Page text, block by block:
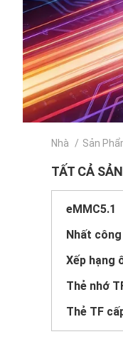
Nhà / Sản
TẤT CẢ
eMMC5.1
Nhất công
Xếp hạng
Thẻ nhớ
Thẻ TF